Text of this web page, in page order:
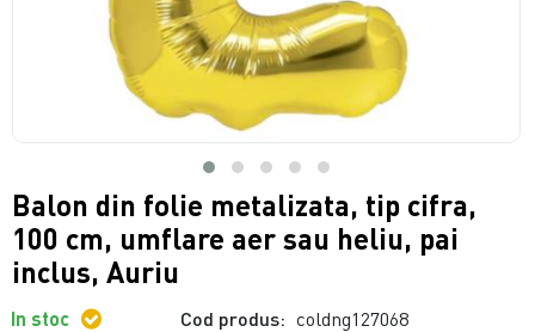
Balon din folie metalizata, tip cifra,
100 cm, umflare aer sau heliu, pai
inclus, Auriu
In stoc Cod produs: coldng127068